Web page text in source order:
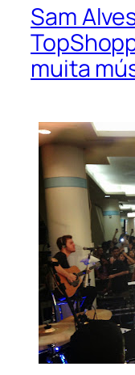
Sam
muita